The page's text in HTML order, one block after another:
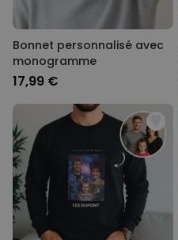
Bonnet personnalisé avec
monogramme
17,99 €